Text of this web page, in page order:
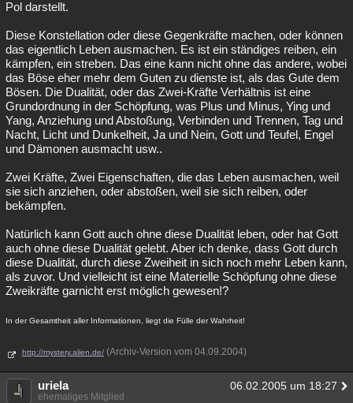
Pol darstellt.
Diese Konstellation oder diese Gegenkräfte machen, oder können
das eigentlich Leben ausmachen. Es ist ein ständiges reiben, ein
kämpfen, ein streben. Das eine kann nicht ohne das andere, wobei
das Böse eher mehr dem Guten zu dienste ist, als das Gute dem
Bösen. Die Dualität, oder das Zwei-Kräfte Verhältnis ist eine
Grundordnung in der Schöpfung, was Plus und Minus, Ying und
Yang, Anziehung und Abstoßung, Verbinden und Trennen, Tag und
Nacht, Licht und Dunkelheit, Ja und Nein, Gott und Teufel, Engel
und Dämonen ausmacht usw..
Zwei Kräfte, Zwei Eigenschaften, die das Leben ausmachen, weil
sie sich anziehen, oder abstoßen, weil sie sich reiben, oder
bekämpfen.
Natürlich kann Gott auch ohne diese Dualität leben, oder hat Gott
auch ohne diese Dualität gelebt. Aber ich denke, dass Gott durch
diese Dualität, durch diese Zweiheit in sich noch mehr Leben kann,
als zuvor. Und vielleicht ist eine Materielle Schöpfung ohne diese
Zweikräfte garnicht erst möglich gewesen!?
In der Gesamtheit aller Informationen, liegt die Fülle der Wahrheit!
http://mystery.alien.de/ (Archiv-Version vom 04.09.2004)
uriela 06.02.2005 um 18:27
ehemaliges Mitglied